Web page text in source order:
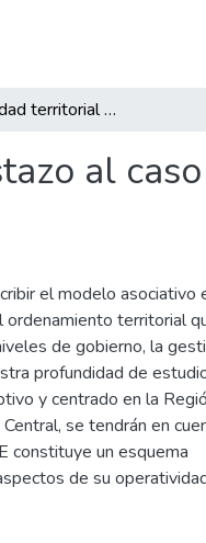
La asociatividad territorial en Colombia, un vistazo al caso de la RAPE- región central
al
el modelo asociativo
ordenamiento territorial
de gobierno, la
profundidad de
y centrado en la
se tendrán en
constituye un esquema
de su